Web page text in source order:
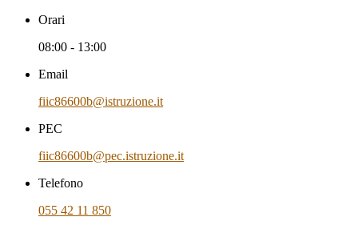
Orari
08:00 - 13:00
Email
fiic86600b@istruzione.it
PEC
fiic86600b@pec.istruzione.it
Telefono
055 42 11 850